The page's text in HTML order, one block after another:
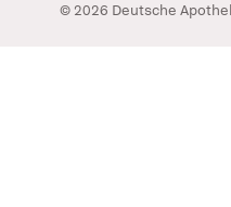
© 2026 Deutsche